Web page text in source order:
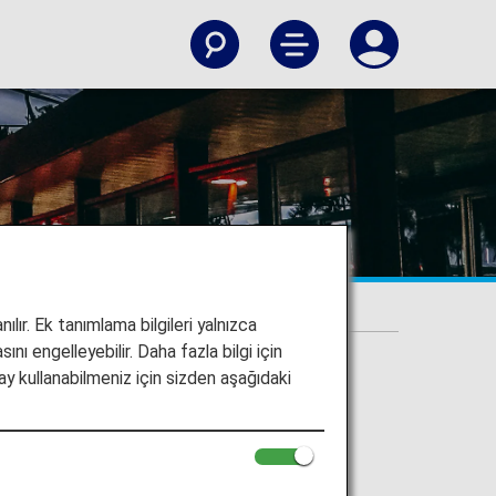
ve Manila Ninoy
Ek tanımlama bilgileri yalnızca
engelleyebilir. Daha fazla bilgi için
kullanabilmeniz için sizden aşağıdaki